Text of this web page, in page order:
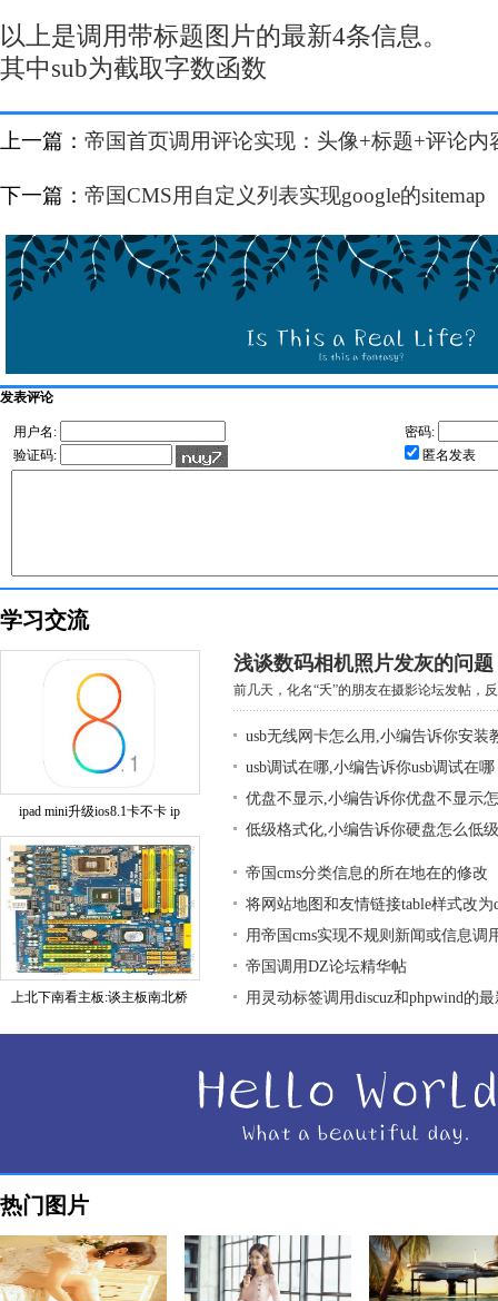
以上是调用带标题图片的最新4条信息。
其中sub为截取字数函数
上一篇： 帝国首页调用评论实现：头像+标题+评论内
下一篇： 帝国CMS用自定义列表实现google的sitemap
发表评论
用户名:
密码:
验证码:
匿名发表
学习交流
ipad mini升级ios8.1卡不卡 ip
上北下南看主板:谈主板南北桥
浅谈数码相机照片发灰的问题
前几天，化名“夭”的朋友在摄影论坛发帖，
usb无线网卡怎么用,小编告诉你安装
usb调试在哪,小编告诉你usb调试在哪
优盘不显示,小编告诉你优盘不显示
低级格式化,小编告诉你硬盘怎么低
帝国cms分类信息的所在地在的修改
将网站地图和友情链接table样式改为
用帝国cms实现不规则新闻或信息调
帝国调用DZ论坛精华帖
用灵动标签调用discuz和phpwind的
热门图片